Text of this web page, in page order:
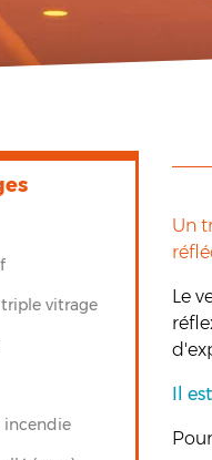
Un
Le
Il
vitrage
incendie